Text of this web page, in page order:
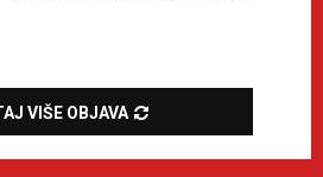
VIŠE OBJAVA